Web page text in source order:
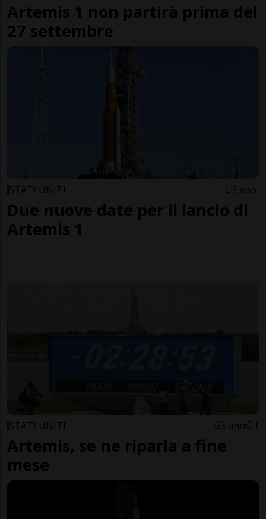
Artemis 1 non partirà prima del
27 settembre
STATI UNITI 3 anni
Due nuove date per il lancio di
Artemis 1
STATI UNITI 3 anni 1
Artemis, se ne riparla a fine
mese